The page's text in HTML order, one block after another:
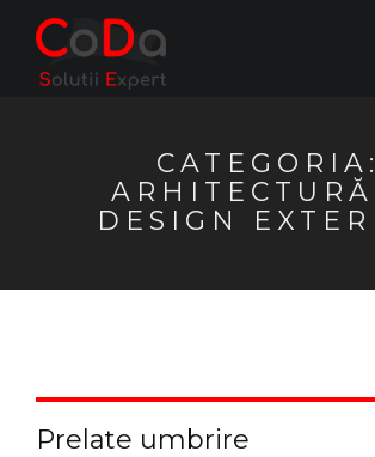
CATEGORIA:
DESIGN
Prelate umbrire